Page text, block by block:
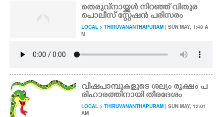
തെരുവ്നായ്ക്കൾ നിറഞ്ഞ് വിതുര
പൊലീസ് സ്റ്റേഷൻ പരിസരം
LOCAL > THIRUVANANTHAPURAM | SUN MAY, 1:48 A
M
വിഷപാമ്പുകളുടെ ശല്യം രൂക്ഷം പ
രിഹാരത്തിനായി തീരദേശം
LOCAL > THIRUVANANTHAPURAM | SUN MAY, 12:01
AM